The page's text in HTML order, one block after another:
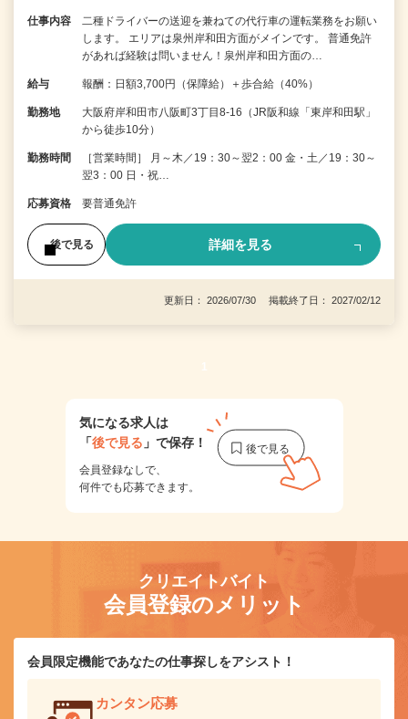
仕事内容
二種ドライバーの送迎を兼ねての代行車の運転業務をお願い
します。 エリアは泉州岸和田方面がメインです。 普通免許
があれば経験は問いません！泉州岸和田方面の…
給与 報酬：日額3,700円（保障給）＋歩合給（40%）
勤務地
大阪府岸和田市八阪町3丁目8-16（JR阪和線「東岸和田駅」
から徒歩10分）
勤務時間
［営業時間］ 月～木／19：30～翌2：00 金・土／19：30～
翌3：00 日・祝…
応募資格 要普通免許
後で見る 詳細を見る
更新日： 2026/07/30 掲載終了日： 2027/02/12
1
気になる求人は
「後で見る 」で保存！
会員登録なしで、
何件でも応募できます。
クリエイトバイト
会員登録のメリット
会員限定機能であなたの仕事探しをアシスト！
カンタン応募